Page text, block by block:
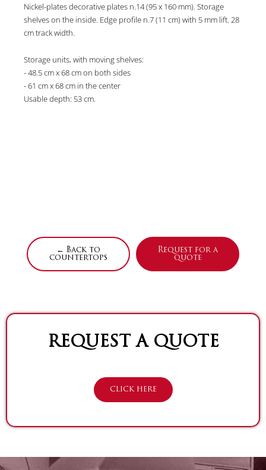
Nickel-plates decorative plates n.14 (95 x 160 mm). Storage
shelves on the inside. Edge profile n.7 (11 cm) with 5 mm lift. 28
cm track width.
Storage units, with moving shelves:
- 48.5 cm x 68 cm on both sides
- 61 cm x 68 cm in the center
Usable depth: 53 cm.
← Back to
countertops
Request for a
quote
REQUEST A QUOTE
CLICK HERE